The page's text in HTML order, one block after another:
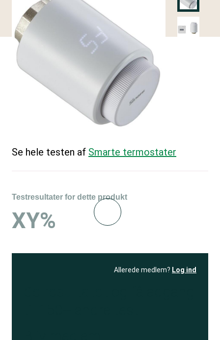
Se hele testen af Smarte termostater
Testresultater for dette produkt
XY%
Allerede medlem? Log ind